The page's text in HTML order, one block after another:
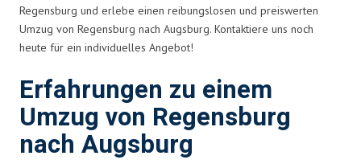
Regensburg und erlebe einen reibungslosen und preiswerten
Umzug von Regensburg nach Augsburg. Kontaktiere uns noch
heute für ein individuelles Angebot!
Erfahrungen zu einem
Umzug von Regensburg
nach Augsburg